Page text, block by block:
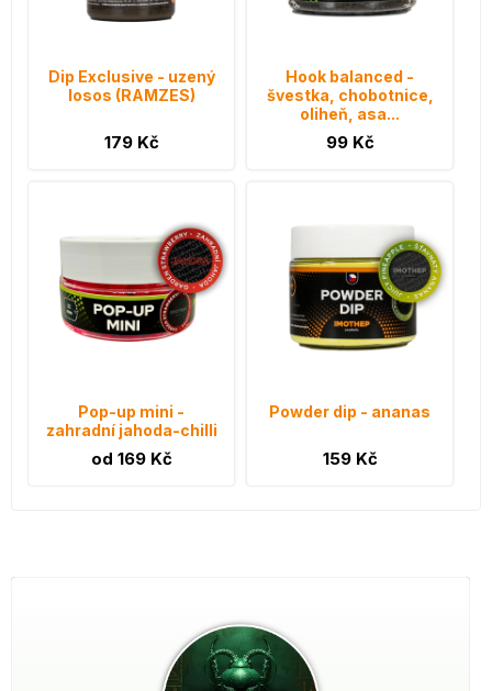
Dip Exclusive - uzený
losos (RAMZES)
179 Kč
Hook balanced -
švestka, chobotnice,
oliheň, asa...
99 Kč
Pop-up mini -
zahradní jahoda-chilli
od 169 Kč
Powder dip - ananas
159 Kč